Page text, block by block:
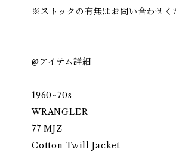
※ストックの有無はお問い合わせく
@アイテム詳細
1960~70s
WRANGLER
77 MJZ
Cotton Twill Jacket